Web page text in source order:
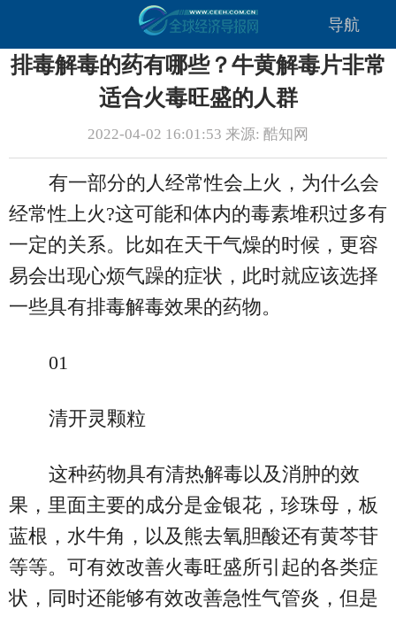
导航
排毒解毒的药有哪些？牛黄解毒片非常
适合火毒旺盛的人群
2022-04-02 16:01:53 来源: 酷知网
有一部分的人经常性会上火，为什么会
经常性上火?这可能和体内的毒素堆积过多有
一定的关系。比如在天干气燥的时候，更容
易会出现心烦气躁的症状，此时就应该选择
一些具有排毒解毒效果的药物。
01
清开灵颗粒
这种药物具有清热解毒以及消肿的效
果，里面主要的成分是金银花，珍珠母，板
蓝根，水牛角，以及熊去氧胆酸还有黄芩苷
等等。可有效改善火毒旺盛所引起的各类症
状，同时还能够有效改善急性气管炎，但是